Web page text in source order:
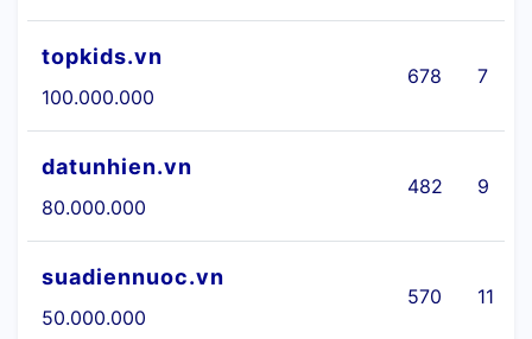
topkids.vn
100.000.000
678 7
datunhien.vn
80.000.000
482 9
suadiennuoc.vn
50.000.000
570 11